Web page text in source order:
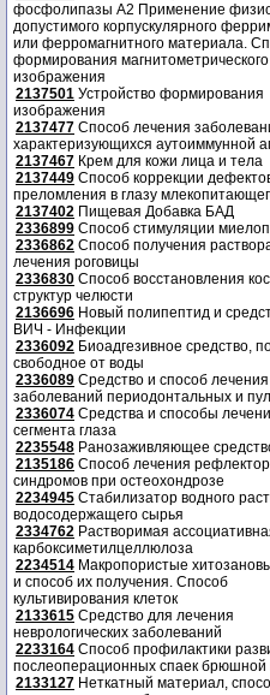
фосфолипазы А2 Применение
допустимого корпускулярного
или ферромагнитного материала.
формирования магнитометрического
изображения
2137501 Устройство формирования
изображения
2137477 Способ лечения
характеризующихся аутоиммунной
2137467 Крем для кожи лица и тела
2137449 Способ коррекции
преломления в глазу
2137402 Пищевая Добавка БАД
2336899 Способ стимуляции
2336862 Способ получения
лечения роговицы
2336830 Способ восстановления
структур челюсти
2136696 Новый полипептид и
ВИЧ - Инфекции
2336092 Биоадгезивное средство,
свободное от воды
2336089 Средство и способ лечения
заболеваний периодонтальных и
2336074 Средства и способы
сегмента глаза
2235548 Ранозаживляющее
2135186 Способ лечения
синдромов при остеохондрозе
2234945 Стабилизатор водного
водосодержащего сырья
2334762 Растворимая
карбоксиметилцеллюлоза
2234514 Макропористые
и способ их получения. Способ
культивирования клеток
2133615 Средство для лечения
неврологических заболеваний
2233164 Способ профилактики
послеоперационных спаек брюшной
2133127 Неткатный материал,